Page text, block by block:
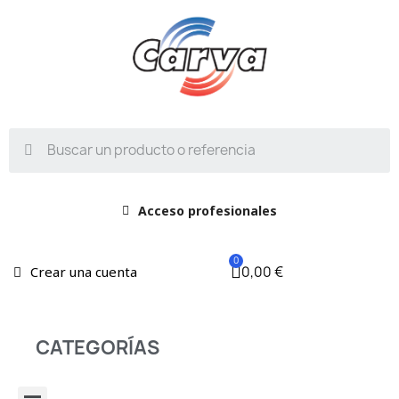
Acceso profesionales
Crear una cuenta 0,00 €
CATEGORÍAS